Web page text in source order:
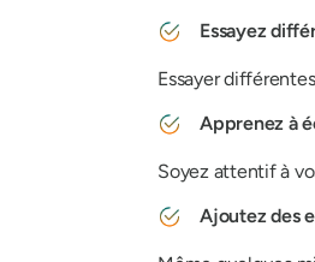
Essayez
Essayer
Apprenez à
Soyez attentif à
Ajoutez des